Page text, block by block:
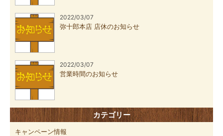
2022/03/07
弥十郎本店 店休のお知らせ
2022/03/07
営業時間のお知らせ
カテゴリー
キャンペーン情報